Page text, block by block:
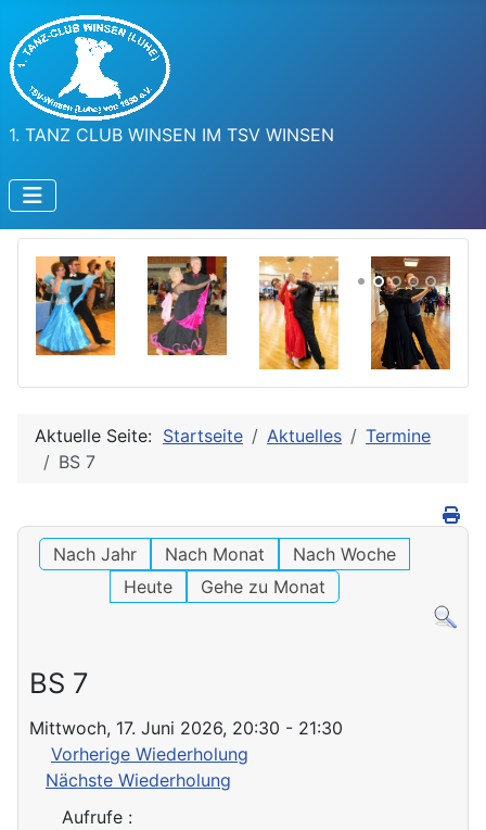
1. TANZ CLUB WINSEN IM TSV WINSEN
Aktuelle Seite: Startseite Aktuelles
Termine
BS 7
Nach Jahr Nach Monat
Nach Woche
Heute
Gehe zu Monat
BS 7
Mittwoch, 17. Juni 2026, 20:30 - 21:30
Vorherige Wiederholung
Nächste Wiederholung
Aufrufe: